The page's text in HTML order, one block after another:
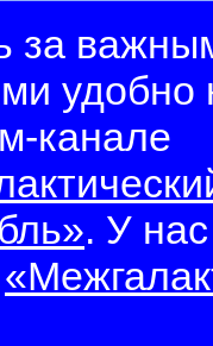
за
канале
. У